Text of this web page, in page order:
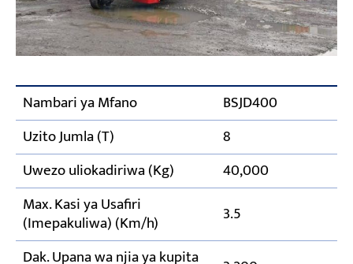
Nambari ya Mfano
BSJD400
Uzito Jumla (T)
8
Uwezo uliokadiriwa (Kg)
40,000
Max. Kasi ya Usafiri
(Imepakuliwa) (Km/h)
3.5
Dak. Upana wa njia ya kupita